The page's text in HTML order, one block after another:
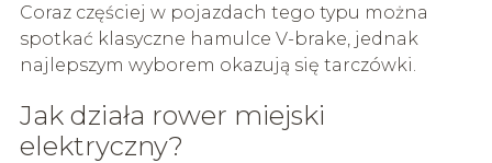
Coraz częściej w pojazdach tego typu można
spotkać klasyczne hamulce V-brake, jednak
najlepszym wyborem okazują się tarczówki.
Jak działa rower miejski
elektryczny?